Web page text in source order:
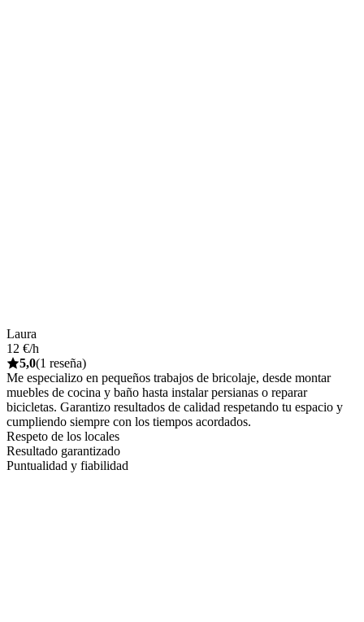
Laura
12 €/h
5,0(1 reseña)
Me especializo en pequeños trabajos de bricolaje, desde montar
muebles de cocina y baño hasta instalar persianas o reparar
bicicletas. Garantizo resultados de calidad respetando tu espacio y
cumpliendo siempre con los tiempos acordados.
Respeto de los locales
Resultado garantizado
Puntualidad y fiabilidad